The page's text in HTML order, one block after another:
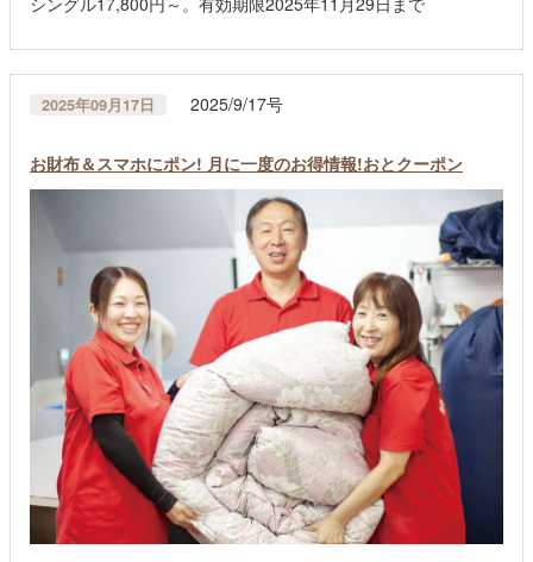
2025年09月17日 2025/9/17号
お財布＆スマホにポン! 月に一度のお得情報!おとクーポン